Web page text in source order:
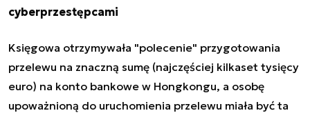
cyberprzestępcami
Księgowa otrzymywała "polecenie" przygotowania
przelewu na znaczną sumę (najczęściej kilkaset tysięcy
euro) na konto bankowe w Hongkongu, a osobę
upoważnioną do uruchomienia przelewu miała być ta